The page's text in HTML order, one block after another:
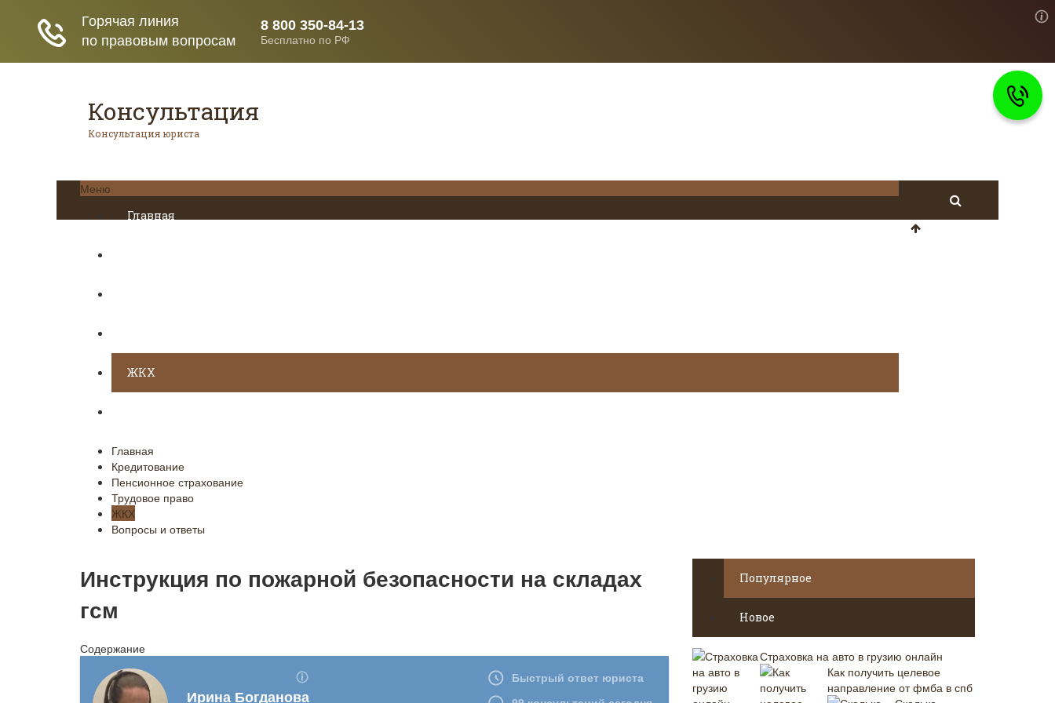
Консультация
Консультация юриста
Меню
Главная
ЖКХ
Главная
Кредитование
Пенсионное страхование
Трудовое право
ЖКХ
Вопросы и ответы
Инструкция по пожарной безопасности на складах
гсм
Содержание
Популярное
Новое
Страховка на авто в грузию онлайн
Как получить целевое
направление от фмба в спб